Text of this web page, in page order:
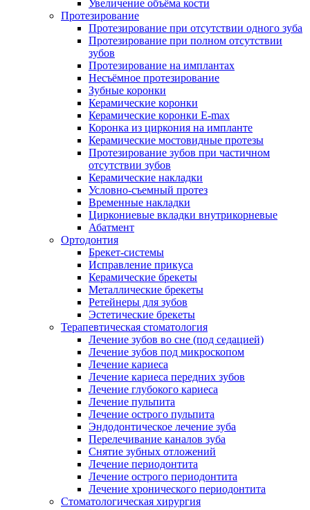
Увеличение объёма кости
Протезирование
Протезирование при отсутствии одного зуба
Протезирование при полном отсутствии
зубов
Протезирование на имплантах
Несъёмное протезирование
Зубные коронки
Керамические коронки
Керамические коронки E-max
Коронка из циркония на импланте
Керамические мостовидные протезы
Протезирование зубов при частичном
отсутствии зубов
Керамические накладки
Условно-съемный протез
Временные накладки
Циркониевые вкладки внутрикорневые
Абатмент
Ортодонтия
Брекет-системы
Исправление прикуса
Керамические брекеты
Металлические брекеты
Ретейнеры для зубов
Эстетические брекеты
Терапевтическая стоматология
Лечение зубов во сне (под седацией)
Лечение зубов под микроскопом
Лечение кариеса
Лечение кариеса передних зубов
Лечение глубокого кариеса
Лечение пульпита
Лечение острого пульпита
Эндодонтическое лечение зуба
Перелечивание каналов зуба
Снятие зубных отложений
Лечение периодонтита
Лечение острого периодонтита
Лечение хронического периодонтита
Стоматологическая хирургия